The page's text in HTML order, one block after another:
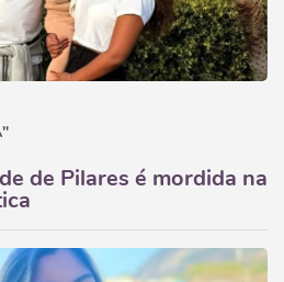
de Pilares é mordida na